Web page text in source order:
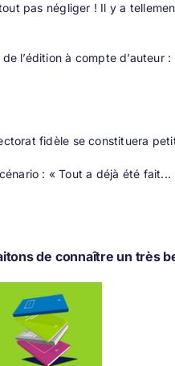
pas négliger ! Il y a
l’édition à compte d’auteur :
fidèle se constituera
: « Tout a déjà été fait...
de connaître un très